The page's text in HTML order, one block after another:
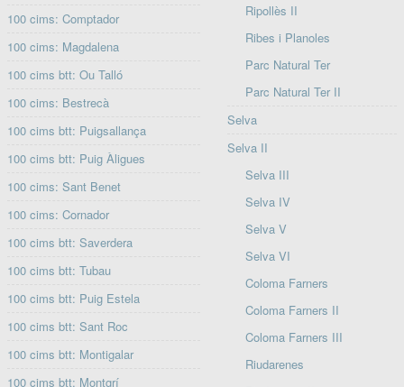
100 cims: Comptador
100 cims: Magdalena
100 cims btt: Ou Talló
100 cims: Bestrecà
100 cims btt: Puigsallança
100 cims btt: Puig Àligues
100 cims: Sant Benet
100 cims: Cornador
100 cims btt: Saverdera
100 cims btt: Tubau
100 cims btt: Puig Estela
100 cims btt: Sant Roc
100 cims btt: Montigalar
100 cims btt: Montgrí
Ripollès II
Ribes i Planoles
Parc Natural Ter
Parc Natural Ter II
Selva
Selva II
Selva III
Selva IV
Selva V
Selva VI
Coloma Farners
Coloma Farners II
Coloma Farners III
Riudarenes